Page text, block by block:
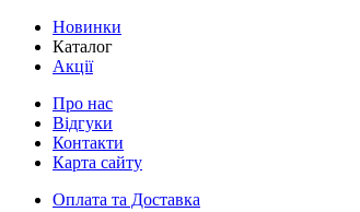
Новинки
Каталог
Акції
Про нас
Відгуки
Контакти
Карта сайту
Оплата та Доставка